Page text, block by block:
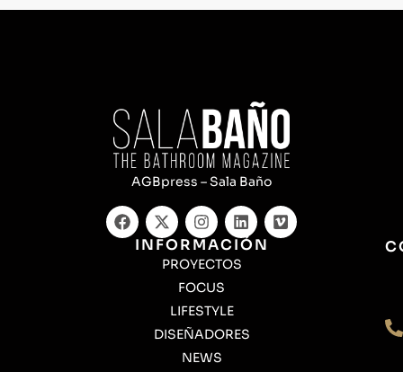
AGBpress – Sala Baño
INFORMACIÓN
PROYECTOS
FOCUS
LIFESTYLE
DISEÑADORES
NEWS